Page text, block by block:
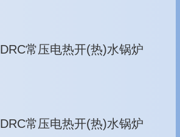
DRC常压电热开(热)水锅炉
DRC常压电热开(热)水锅炉